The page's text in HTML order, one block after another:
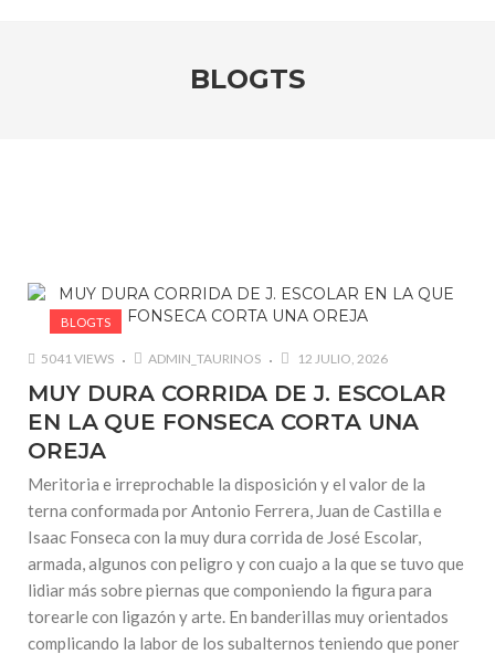
#«Las Fallas» con cartelesBLOGTS
BLOGTS
5041 VIEWS ADMIN_TAURINOS 12 JULIO, 2026
MUY DURA CORRIDA DE J. ESCOLAR
EN LA QUE FONSECA CORTA UNA
OREJA
Meritoria e irreprochable la disposición y el valor de la
terna conformada por Antonio Ferrera, Juan de Castilla e
Isaac Fonseca con la muy dura corrida de José Escolar,
armada, algunos con peligro y con cuajo a la que se tuvo que
lidiar más sobre piernas que componiendo la figura para
torearle con ligazón y arte. En banderillas muy orientados
complicando la labor de los subalternos teniendo que poner